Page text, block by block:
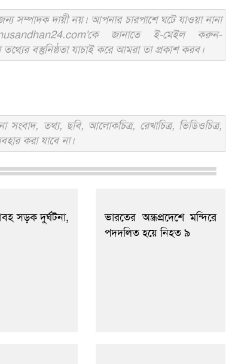
সম্পাদক দায়ী নয়। আপনার চারপাশে ঘটে যাওয়া নানা
জানাতে ই-মেইল করুন-
বস্তুনিষ্ঠতা যাচাই করে আমরা তা প্রকাশ করব।
তথ্য, ছবি, আলোকচিত্র, রেখাচিত্র, ভিডিওচিত্র,
করা যাবে না।
সড়ক দুর্ঘটনা,
ভারতের অন্ধ্রপ্রদেশে মন্দিরে
পদদলিত হয়ে নিহত ৯